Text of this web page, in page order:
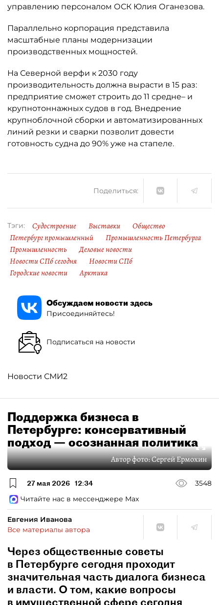
управлению персоналом ОСК Юлия Оганезова.
Параллельно корпорация представила
масштабные планы модернизации
производственных мощностей.
На Северной верфи к 2030 году
производительность должна вырасти в 15 раз:
предприятие сможет строить до 11 средне– и
крупнотоннажных судов в год. Внедрение
крупноблочной сборки и автоматизированных
линий резки и сварки позволит довести
готовность судна до 90% уже на стапеле.
Поделиться:
Тэги: Судостроение Выставки
Общество
Петербург промышленный
Промышленность Петербурга
Промышленность
Деловые новости
Новости СПб сегодня
Новости СПб
Городские новости
Арктика
Обсуждаем новости здесь
Присоединяйтесь!
Подписаться на новости
Новости СМИ2
Поддержка бизнеса в
Петербурге: консервативный
подход — осознанная политика
Автор фото:Сергей Ермохин
27 мая 2026 12:34
3548
Читайте нас в мессенджере Max
Евгения Иванова
Все материалы автора
Через общественные советы
в Петербурге сегодня проходит
значительная часть диалога бизнеса
и власти. О том, какие вопросы
в имущественной сфере сегодня